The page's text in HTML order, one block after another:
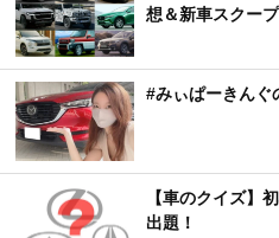
想＆新車スクー
#みぃぱーきんぐ
【車のクイズ】
出題！